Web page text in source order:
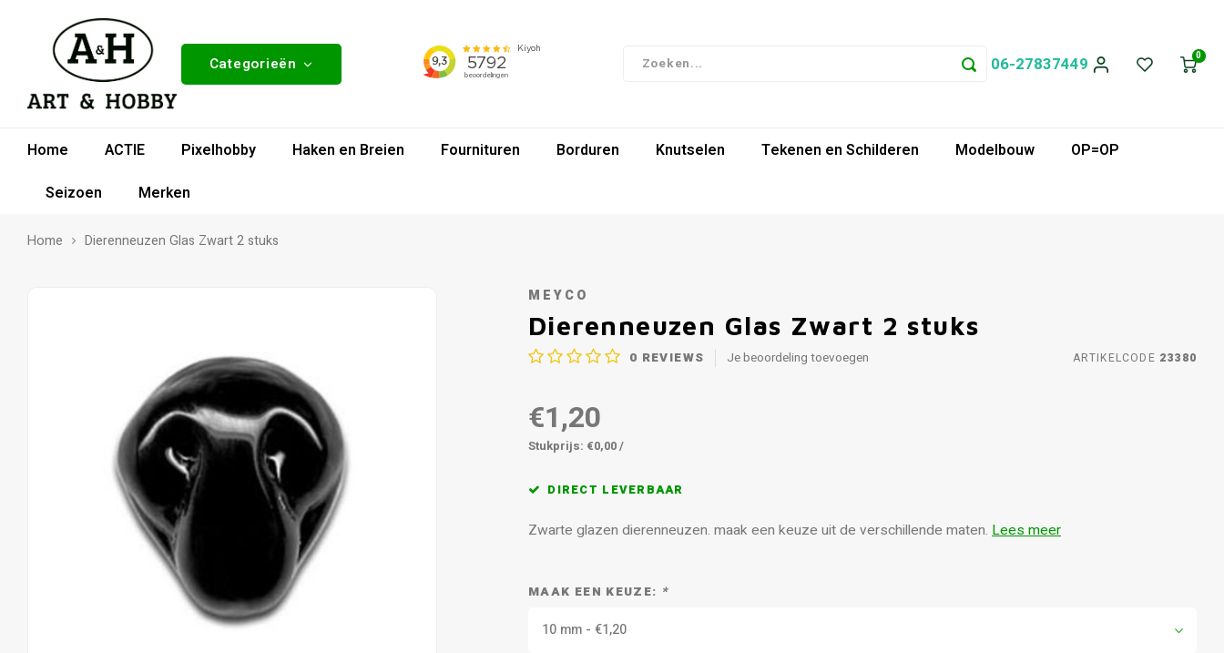
Categorieën 06-27837449 0
Home ACTIE Pixelhobby Haken en Breien Fournituren Borduren Knutselen Tekenen en Schilderen Modelbouw
OP=OP
Seizoen
Merken
Home Dierenneuzen Glas Zwart 2 stuks
MEYCO
Dierenneuzen Glas Zwart 2 stuks
0 REVIEWS Je beoordeling toevoegen ARTIKELCODE 23380
€1,20
Stukprijs: €0,00 /
DIRECT LEVERBAAR
Zwarte glazen dierenneuzen. maak een keuze uit de verschillende maten. Lees meer
MAAK EEN KEUZE: *
10 mm - €1,20